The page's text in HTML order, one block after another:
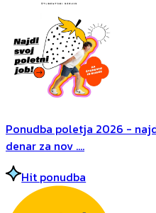
Ponudba poletja 2026 -
denar za nov ....
Hit ponudba